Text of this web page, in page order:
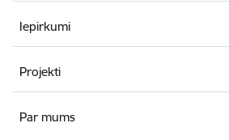
Iepirkumi
Projekti
Par mums